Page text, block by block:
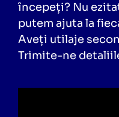
începeți? Nu
putem ajuta la
Aveți utilaje
Trimite-ne